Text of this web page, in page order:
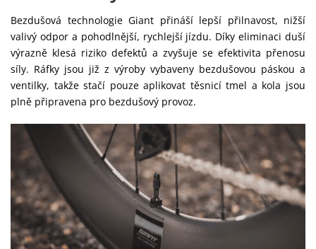
Bezdušová technologie Giant přináší lepší přilnavost, nižší
valivý odpor a pohodlnější, rychlejší jízdu. Díky eliminaci duší
výrazně klesá riziko defektů a zvyšuje se efektivita přenosu
síly. Ráfky jsou již z výroby vybaveny bezdušovou páskou a
ventilky, takže stačí pouze aplikovat těsnicí tmel a kola jsou
plně připravena pro bezdušový provoz.